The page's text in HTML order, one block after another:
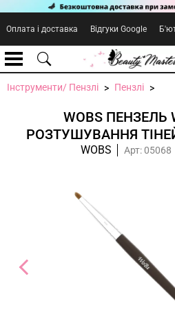
Оплата і доставка Відгуки Google
Інструменти/ Пензлі Пензлі
WOBS ПЕНЗЕЛЬ
РОЗТУШУВАННЯ
WOBS Арт: 05068